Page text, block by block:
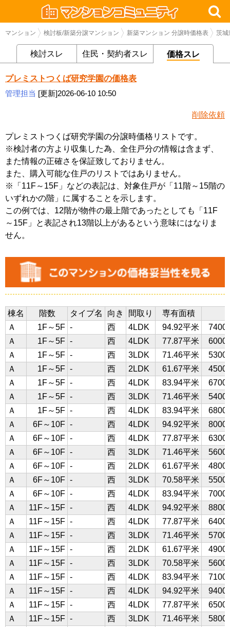
マンション 検討板/新築分譲マンション 新築マンション 分譲時価格表 茨城
検討スレ 住民・契約者スレ 価格スレ
プレミストつくば研究学園の価格表
管理担当 [更新]2026-06-10 10:50
削除依頼
プレミストつくば研究学園の分譲時価格リストです。
※検討者の方より収集した為、全住戸分の情報は含まず、
また情報の正確さを保証致しておりません。
また、購入可能な住戸のリストではありません。
※「11F～15F」などの表記は、対象住戸が「11階～15階の
いずれかの階」に属することを示します。
この例では、12階が物件の最上階であったとしても「11F
～15F」と表記され13階以上があるという意味にはなりま
せん。
棟名 階数 タイプ名 向き 間取り 専有面積
Ａ
1F～5F - 西 4LDK 94.92平米
7400
Ａ
1F～5F - 西 4LDK 77.87平米
6000
Ａ
1F～5F - 西 3LDK 71.46平米
5300
Ａ
1F～5F - 西 2LDK 61.67平米
4500
Ａ
1F～5F - 西 4LDK 83.94平米
6700
Ａ
1F～5F - 西 3LDK 71.46平米
5400
Ａ
1F～5F - 西 4LDK 83.94平米
6800
Ａ
6F～10F - 西 4LDK 94.92平米
8000
Ａ
6F～10F - 西 4LDK 77.87平米
6300
Ａ
6F～10F - 西 3LDK 71.46平米
5600
Ａ
6F～10F - 西 2LDK 61.67平米
4800
Ａ
6F～10F - 西 3LDK 70.58平米
5500
Ａ
6F～10F - 西 4LDK 83.94平米
7000
Ａ
11F～15F - 西 4LDK 94.92平米
8800
Ａ
11F～15F - 西 4LDK 77.87平米
6400
Ａ
11F～15F - 西 3LDK 71.46平米
5700
Ａ
11F～15F - 西 2LDK 61.67平米
4900
Ａ
11F～15F - 西 3LDK 70.58平米
5600
Ａ
11F～15F - 西 4LDK 83.94平米
7100
Ａ
11F～15F - 西 4LDK 94.92平米
9400
Ａ
11F～15F - 西 4LDK 77.87平米
6500
Ａ
11F～15F - 西 3LDK 71.46平米
5800